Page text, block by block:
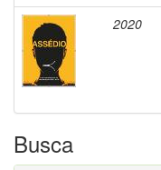
2020
Busca